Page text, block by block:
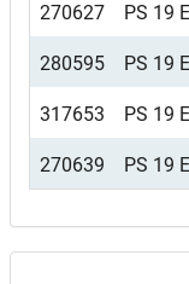
270627 PS 19
280595 PS 19
317653 PS 19
270639 PS 19